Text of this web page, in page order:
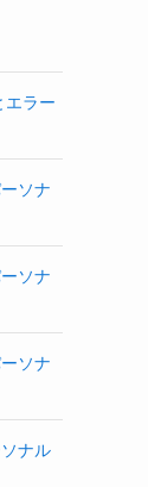
エラー
ソナ
ソナ
ソナ
ナル